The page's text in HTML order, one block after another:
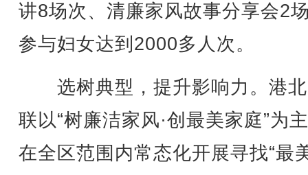
讲8场次、清廉家风故事分享会2
参与妇女达到2000多人次。
选树典型，提升影响力。港
联以“树廉洁家风·创最美家庭”为
在全区范围内常态化开展寻找“最